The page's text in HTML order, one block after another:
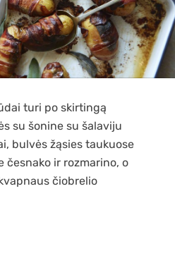
turi po skirtingą
su šonine su šalaviju
bulvės žąsies taukuose
ir rozmarino, o
čiobrelio